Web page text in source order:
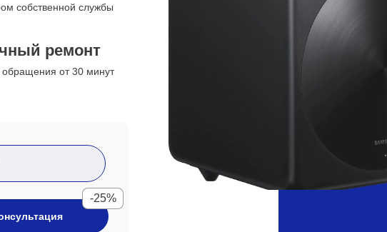
собственной службы
ремонт
обращения от 30 минут
-25%